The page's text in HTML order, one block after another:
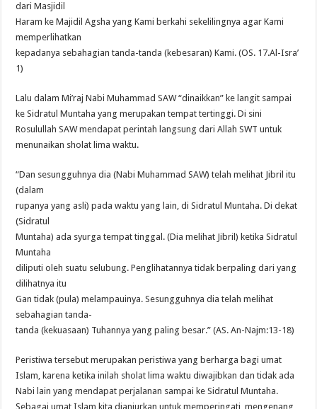
dari Masjidil
Haram ke Majidil Agsha yang Kami berkahi sekelilingnya agar Kami
memperlihatkan
kepadanya sebahagian tanda-tanda (kebesaran) Kami. (OS. 17.Al-Isra’
1)
Lalu dalam Mi’raj Nabi Muhammad SAW “dinaikkan” ke langit sampai
ke Sidratul Muntaha yang merupakan tempat tertinggi. Di sini
Rosulullah SAW mendapat perintah langsung dari Allah SWT untuk
menunaikan sholat lima waktu.
“Dan sesungguhnya dia (Nabi Muhammad SAW) telah melihat Jibril itu
(dalam
rupanya yang asli) pada waktu yang lain, di Sidratul Muntaha. Di dekat
(Sidratul
Muntaha) ada syurga tempat tinggal. (Dia melihat Jibril) ketika Sidratul
Muntaha
diliputi oleh suatu selubung. Penglihatannya tidak berpaling dari yang
dilihatnya itu
Gan tidak (pula) melampauinya. Sesungguhnya dia telah melihat
sebahagian tanda-
tanda (kekuasaan) Tuhannya yang paling besar.” (AS. An-Najm:13-18)
Peristiwa tersebut merupakan peristiwa yang berharga bagi umat
Islam, karena ketika inilah sholat lima waktu diwajibkan dan tidak ada
Nabi lain yang mendapat perjalanan sampai ke Sidratul Muntaha.
Sebagai umat Islam kita dianjurkan untuk memperingati, mengenang,